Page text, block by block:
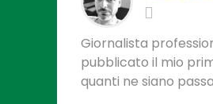
Giornalista
pubblicato il mio
quanti ne siano